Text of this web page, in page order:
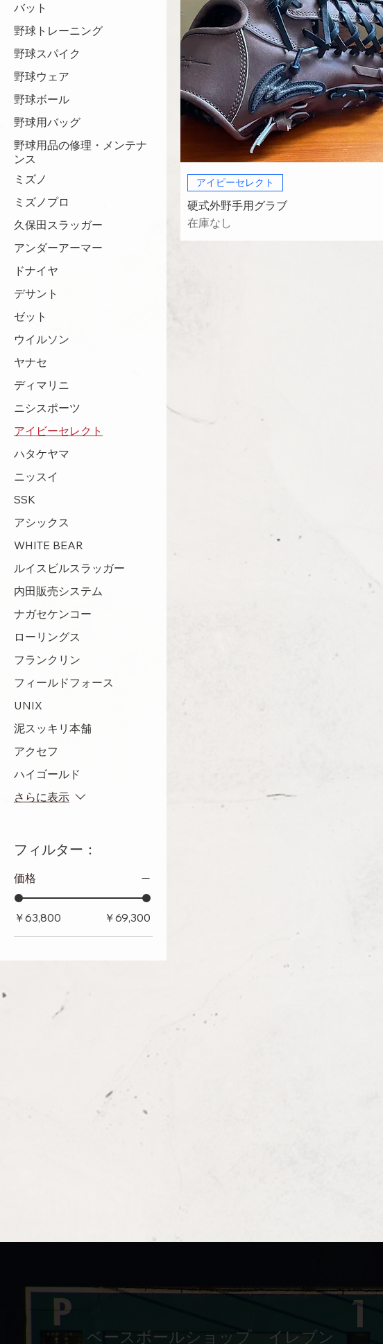
バット
野球トレーニング
野球スパイク
野球ウェア
野球ボール
野球用バッグ
野球用品の修理・メンテナ
ンス
ミズノ
ミズノプロ
久保田スラッガー
アンダーアーマー
ドナイヤ
デサント
ゼット
ウイルソン
ヤナセ
ディマリニ
ニシスポーツ
アイビーセレクト
ハタケヤマ
ニッスイ
SSK
アシックス
WHITE BEAR
ルイスビルスラッガー
内田販売システム
ナガセケンコー
ローリングス
フランクリン
フィールドフォース
UNIX
泥スッキリ本舗
アクセフ
ハイゴールド
さらに表示
フィルター：
価格
￥63,800 ￥69,300
アイピーセレクト
硬式外野手用グラブ
在庫なし
ベースボールショップ イレブン